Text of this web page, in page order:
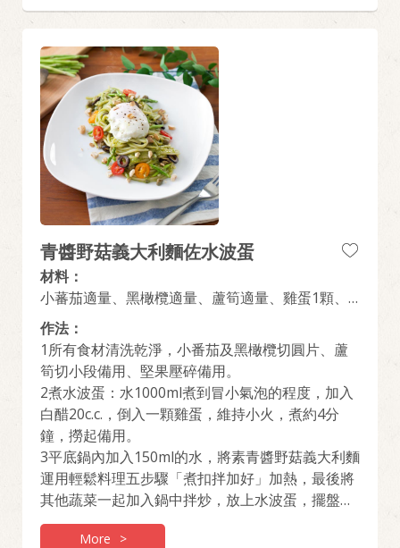
青醬野菇義大利麵佐水波蛋
材料：
小蕃茄適量、黑橄欖適量、蘆筍適量、雞蛋1顆、
橄欖油適量、起司適量、黑胡椒少許、水50ml、白
醋20ml、素青醬野菇義大利麵1盒
作法：
1所有食材清洗乾淨，小番茄及黑橄欖切圓片、蘆
筍切小段備用、堅果壓碎備用。
2煮水波蛋：水1000ml煮到冒小氣泡的程度，加入
白醋20c.c.，倒入一顆雞蛋，維持小火，煮約4分
鐘，撈起備用。
3平底鍋內加入150ml的水，將素青醬野菇義大利麵
運用輕鬆料理五步驟「煮扣拌加好」加熱，最後將
其他蔬菜一起加入鍋中拌炒，放上水波蛋，擺盤即
可。
More >